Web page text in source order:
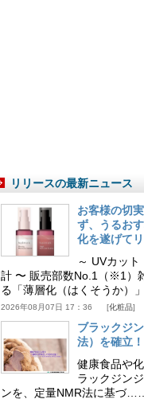
リリースの最新ニュース
お客様の切
ず、うるお
化を遂げて
～ UVカッ
計 〜 販売部数No.1（※1）
る「薄層化（はくそうか）
2026年08月07日 17：36 化粧品
ブラックジ
法）を確立
健康食品や
ラックジン
ンを、定量NMR法に基づ……